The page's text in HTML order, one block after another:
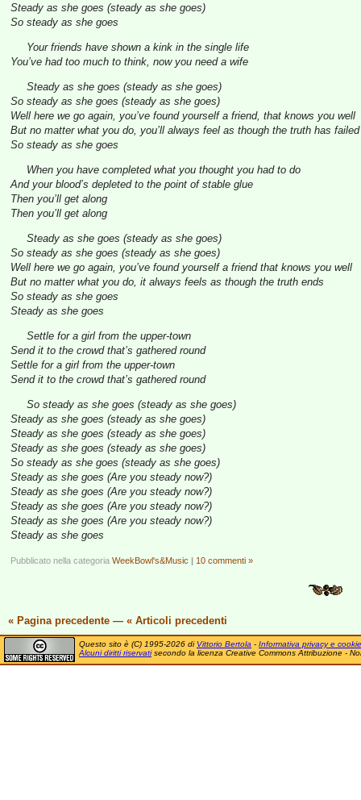
Steady as she goes (steady as she goes)
So steady as she goes
Your friends have shown a kink in the single life
You’ve had too much to think, now you need a wife
Steady as she goes (steady as she goes)
So steady as she goes (steady as she goes)
Well here we go again, you’ve found yourself a friend, that knows you well
But no matter what you do, you’ll always feel as though the truth has failed
So steady as she goes
When you have completed what you thought you had to do
And your blood’s depleted to the point of stable glue
Then you’ll get along
Then you’ll get along
Steady as she goes (steady as she goes)
So steady as she goes (steady as she goes)
Well here we go again, you’ve found yourself a friend that knows you well
But no matter what you do, it always feels as though the truth ends
So steady as she goes
Steady as she goes
Settle for a girl from the upper-town
Send it to the crowd that’s gathered round
Settle for a girl from the upper-town
Send it to the crowd that’s gathered round
So steady as she goes (steady as she goes)
Steady as she goes (steady as she goes)
Steady as she goes (steady as she goes)
Steady as she goes (steady as she goes)
So steady as she goes (steady as she goes)
Steady as she goes (Are you steady now?)
Steady as she goes (Are you steady now?)
Steady as she goes (Are you steady now?)
Steady as she goes (Are you steady now?)
Steady as she goes
Pubblicato nella categoria WeekBowl's&Music | 10 commenti »
« Pagina precedente — « Articoli precedenti
Questo sito è (C) 1995-2026 di Vittorio Bertola - Informativa privacy e cookie
Alcuni diritti riservatisecondo la licenza Creative Commons Attribuzione -